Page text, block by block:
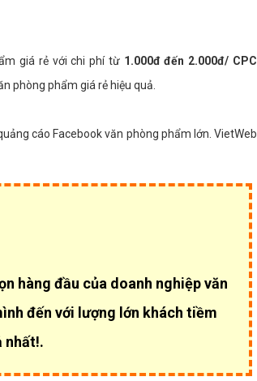
giá rẻ với chi phí từ 1.000đ đến 2.000đ/ CPC
phòng phẩm giá rẻ hiệu quả.
cáo Facebook văn phòng phẩm lớn. VietWeb
hàng đầu của doanh nghiệp văn
đến với lượng lớn khách tiềm
nhất!.